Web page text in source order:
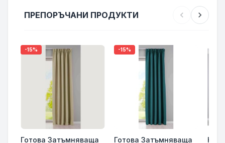
ПРЕПОРЪЧАНИ ПРОДУКТИ chevron_left chevron_right
-15%
Готова Затъмняваща
-15%
Готова Затъмняваща